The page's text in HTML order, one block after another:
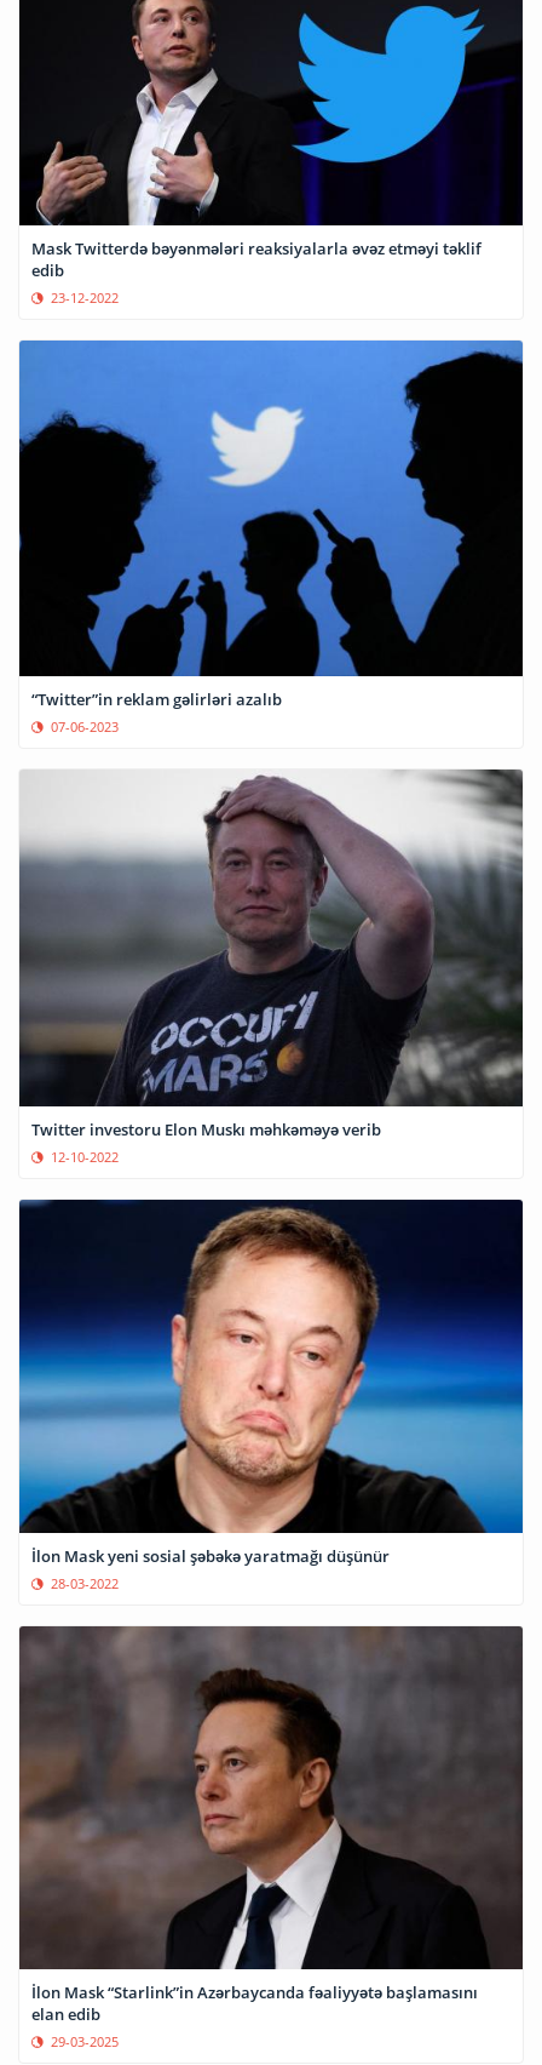
Mask Twitterdə bəyənmələri reaksiyalarla əvəz etməyi təklif
edib
23-12-2022
“Twitter”in reklam gəlirləri azalıb
07-06-2023
Twitter investoru Elon Muskı məhkəməyə verib
12-10-2022
İlon Mask yeni sosial şəbəkə yaratmağı düşünür
28-03-2022
İlon Mask “Starlink”in Azərbaycanda fəaliyyətə başlamasını
elan edib
29-03-2025